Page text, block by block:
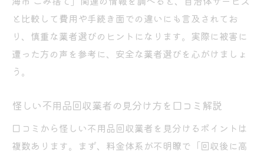
と比較して費用や手続き面での違いにも言及されてお
り、慎重な業者選びのヒントになります。実際に被害に
遭った方の声を参考に、安全な業者選びを心がけましょ
う。
怪しい不用品回収業者の見分け方を口コミ解説
口コミから怪しい不用品回収業者を見分けるポイントは
複数あります。まず、料金体系が不明瞭で「回収後に高